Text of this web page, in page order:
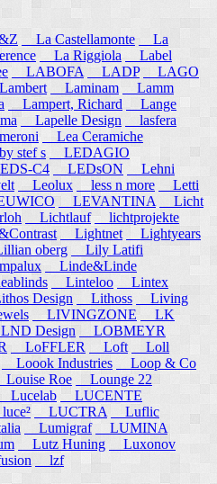
La Castellamonte
La
La Riggiola
Label
LABOFA LADP
LAGO
Laminam
Lamm
Lampert, Richard
Lange
Lapelle Design
lasfera
Lea Ceramiche
stef s
LEDAGIO
C4 LEDsON
Lehni
Leolux less n more
Letti
LEVANTINA
Licht
Lichtlauf lichtprojekte
Lightnet
Lightyears
oberg
Lily Latifi
Linde&Linde
Linteloo
Lintex
Design Lithoss
Living
LIVINGZONE
LK
Design
LOBMEYR
LoFFLER Loft
Loll
Loook Industries
Loop & Co
Louise Roe
Lounge 22
Lucelab
LUCENTE
LUCTRA
Luflic
Lumigraf
LUMINA
Lutz Huning
Luxonov
lzf